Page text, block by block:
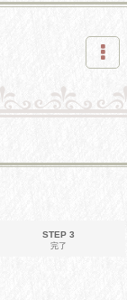
STEP 3
完了